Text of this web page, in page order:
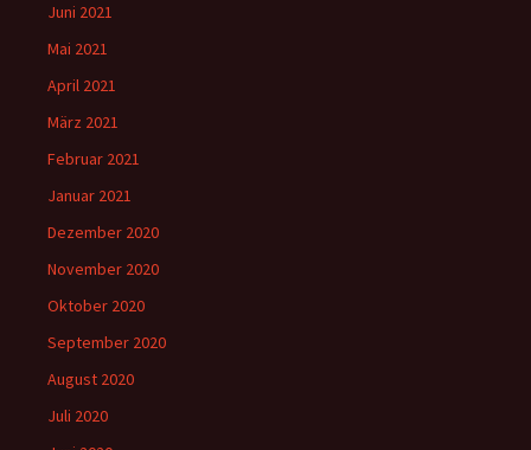
Juni 2021
Mai 2021
April 2021
März 2021
Februar 2021
Januar 2021
Dezember 2020
November 2020
Oktober 2020
September 2020
August 2020
Juli 2020